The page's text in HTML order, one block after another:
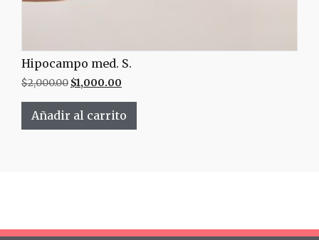
Hipocampo med. S.
$2,000.00 $1,000.00
Añadir al carrito